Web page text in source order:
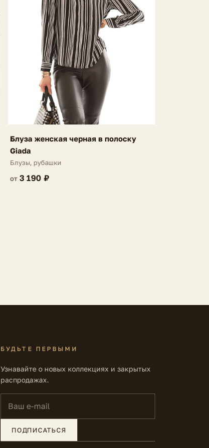
Блуза женская черная в полоску
Giada
Блузы, рубашки
от 3 190 ₽
БУДЬТЕ ПЕРВЫМИ
Узнавайте о новых коллекциях и закрытых
распродажах.
ПОДПИСАТЬСЯ